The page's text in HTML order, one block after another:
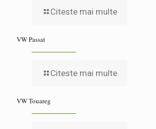
Citeste mai multe
VW Passat
Citeste mai multe
VW Touareg